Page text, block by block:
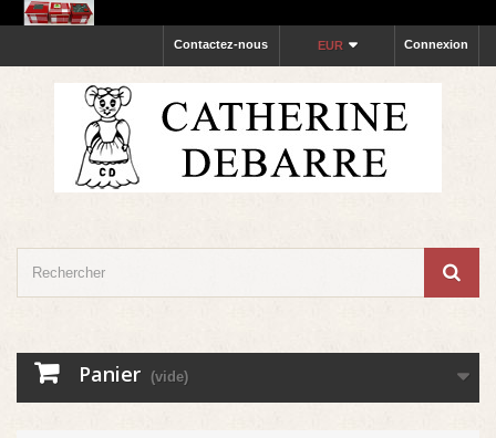
Connexion
EUR
Contactez-nous
Panier (vide)